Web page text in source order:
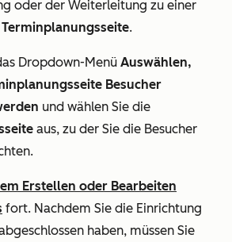
oder der Weiterleitung zu einer
Terminplanungsseite.
Dropdown-Menü Auswählen,
Besucher
und wählen Sie die
aus, zu der Sie die Besucher
Erstellen oder Bearbeiten
fort. Nachdem Sie die Einrichtung
haben, müssen Sie